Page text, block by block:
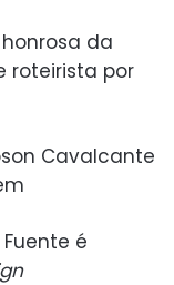
da
roteirista por
Cavalcante
é